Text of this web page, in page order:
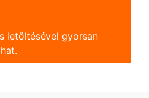
letöltésével gyorsan